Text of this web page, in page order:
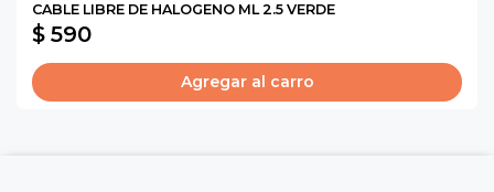
CABLE LIBRE DE HALOGENO ML 2.5 VERDE
$ 590
Agregar al carro